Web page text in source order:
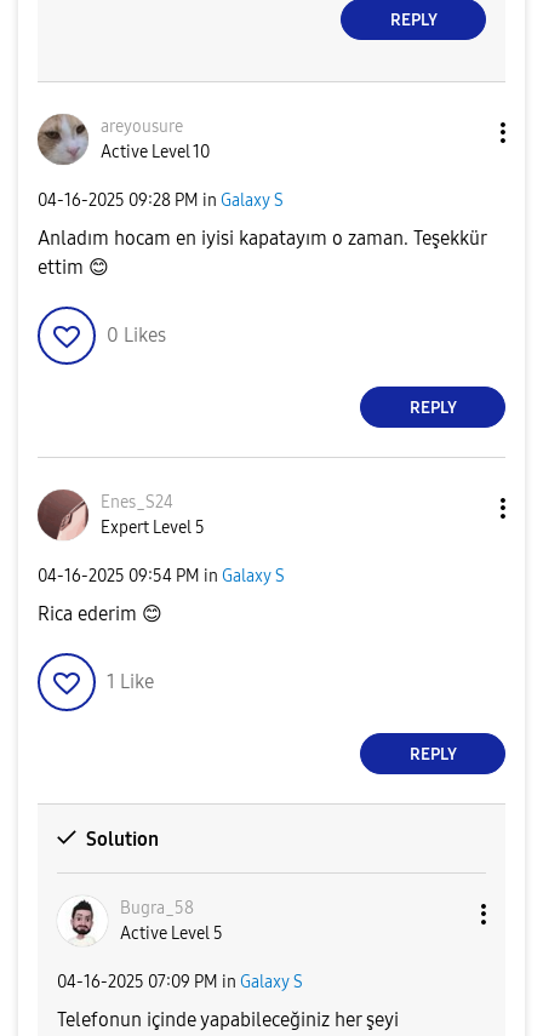
REPLY
areyousure
Active Level 10
‎04-16-2025 09:28 PM in Galaxy S
Anladım hocam en iyisi kapatayım o zaman. Teşekkür
ettim 😊
0 Likes
REPLY
Enes_S24
Expert Level 5
‎04-16-2025 09:54 PM in Galaxy S
Rica ederim 😊
1 Like
REPLY
Solution
Bugra_58
Active Level 5
‎04-16-2025 07:09 PM in Galaxy S
Telefonun içinde yapabileceğiniz her şeyi